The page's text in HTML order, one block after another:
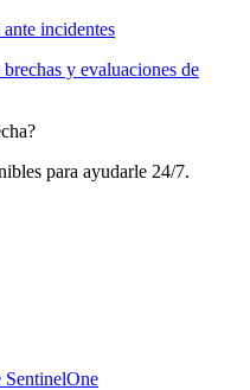
incidentes
y evaluaciones de
para ayudarle 24/7.
SentinelOne